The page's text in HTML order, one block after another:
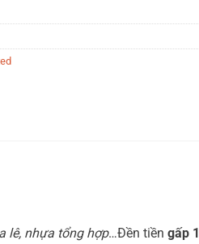
lê, nhựa tổng hợp…Đền tiền gấp